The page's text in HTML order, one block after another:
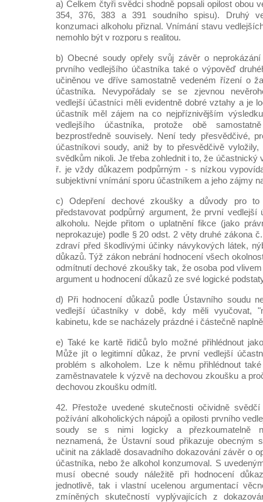
a) Celkem čtyři svědci shodně popsali opilost obou
354, 376, 383 a 391 soudního spisu). Druhý
konzumaci alkoholu přiznal. Vnímání stavu
nemohlo být v rozporu s realitou.
b) Obecné soudy opřely svůj závěr o
prvního vedlejšího účastníka také o výpověď
učiněnou ve dříve samostatně vedeném řízení o
účastníka. Nevypořádaly se se zjevnou
vedlejší účastníci měli evidentně dobré vztahy a je
účastník měl zájem na co nejpříznivějším
vedlejšího účastníka, protože obě
bezprostředně souvisely. Není tedy přesvědčivé,
účastníkovi soudy, aniž by to přesvědčivě
svědkům nikoli. Je třeba zohlednit i to, že účastnický
ř. je vždy důkazem podpůrným - s nízkou
subjektivní vnímání sporu účastníkem a jeho zájmy
c) Odepření dechové zkoušky a důvody pro
představovat podpůrný argument, že první
alkoholu. Nejde přitom o uplatnění fikce (jako
neprokazuje) podle § 20 odst. 2 věty druhé zákona
zdraví před škodlivými účinky návykových látek,
důkazů. Týž zákon nebrání hodnocení všech
odmítnutí dechové zkoušky tak, že osoba pod
argument u hodnocení důkazů ze své logické
d) Při hodnocení důkazů podle Ústavního soudu
vedlejší účastníky v době, kdy měli vyučovat,
kabinetu, kde se nacházely prázdné i částečně
e) Také ke kartě řidičů bylo možné přihlédnout
Může jít o legitimní důkaz, že první vedlejší
problém s alkoholem. Lze k němu přihlédnout
zaměstnavatele k výzvě na dechovou zkoušku a
dechovou zkoušku odmítl.
42. Přestože uvedené skutečnosti očividně
požívání alkoholických nápojů a opilosti prvního
soudy se s nimi logicky a přezkoumatelně
neznamená, že Ústavní soud přikazuje obecným
učinit na základě dosavadního dokazování závěr o
účastníka, nebo že alkohol konzumoval. S
musí obecné soudy náležitě při hodnocení
jednotlivě, tak i vlastní ucelenou argumentací
zmíněných skutečností vyplývajících z